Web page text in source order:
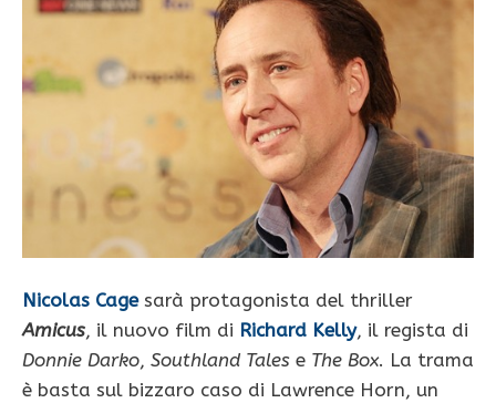
Nicolas Cagesarà protagonista del thriller
Amicus, il nuovo film di Richard Kelly, il regista di
Donnie Darko, Southland Tales e The Box. La trama
è basta sul bizzaro caso di Lawrence Horn, un